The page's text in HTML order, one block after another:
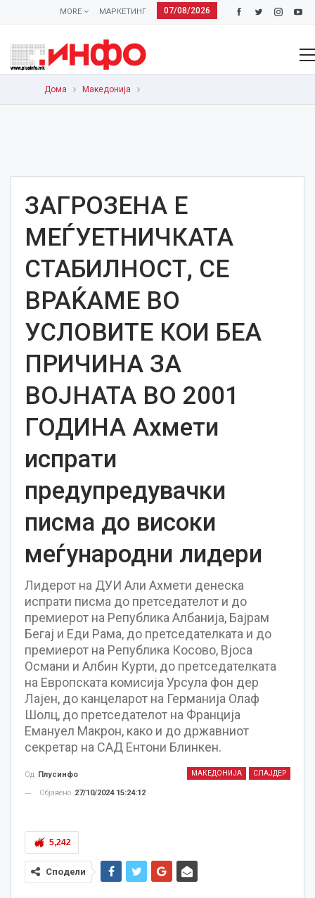
07/08/2026
МАРКЕТИНГ
MORE
Дома Македонија
ЗАГРОЗЕНА Е
МЕЃУЕТНИЧКАТА
СТАБИЛНОСТ, СЕ
ВРАЌАМЕ ВО
УСЛОВИТЕ КОИ БЕА
ПРИЧИНА ЗА
ВОЈНАТА ВО 2001
ГОДИНА Ахмети
испрати
предупредувачки
писма до високи
меѓународни лидери
Лидерот на ДУИ Али Ахмети денеска
испрати писма до претседателот и до
премиерот на Република Албанија, Бајрам
Бегај и Еди Рама, до претседателката и до
премиерот на Република Косово, Вјоса
Османи и Албин Курти, до претседателката
на Европската комисија Урсула фон дер
Лајен, до канцеларот на Германија Олаф
Шолц, до претседателот на Франција
Емануел Макрон, како и до државниот
секретар на САД Ентони Блинкен.
МАКЕДОНИЈА СЛАЈДЕР
Од Плусинфо
Објавено 27/10/2024 15:24:12
5,242
Сподели